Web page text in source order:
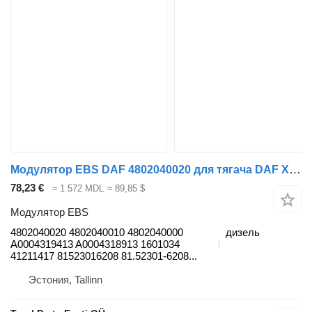
Модулятор EBS DAF 4802040020 для тягача DAF XF95, XF105 (2001-2014)
78,23 € ≈ 1 572 MDL ≈ 89,85 $
Модулятор EBS
4802040020 4802040010 4802040000
A0004319413 A0004318913 1601034
41211417 81523016208 81.52301-6208...
дизель
Эстония, Tallinn